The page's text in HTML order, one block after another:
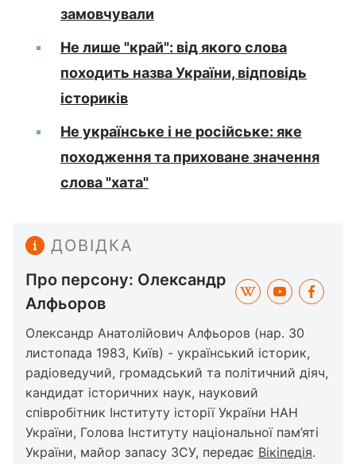
замовчували
Не лише "край": від якого слова
походить назва України, відповідь
істориків
Не українське і не російське: яке
походження та приховане значення
слова "хата"
ДОВІДКА
Про персону: Олександр
Алфьоров
Олександр Анатолійович Алфьоров (нар. 30
листопада 1983, Київ) - український історик,
радіоведучий, громадський та політичний діяч,
кандидат історичних наук, науковий
співробітник Інституту історії України НАН
України, Голова Інституту національної пам’яті
України, майор запасу ЗСУ, передає Вікіпедія.